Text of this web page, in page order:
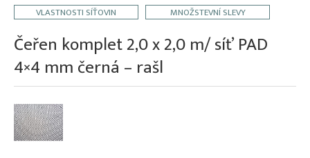
E-shop
O firmě
Kontakt
VLASTNOSTI SÍŤOVIN MNOŽSTEVNÍ SLEVY
Čeřen komplet 2,0 x 2,0 m/ síť PAD
4×4 mm černá – rašl